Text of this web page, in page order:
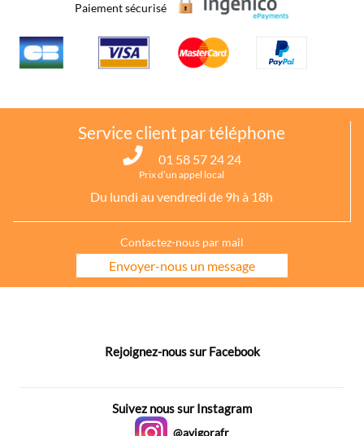
Paiement sécurisé
Service client par téléphone
01 58 57 24 24
Prix d’un appel local
Du lundi au vendredi de 9h à 18h
Contactez-nous par mail
Envoyer-nous un message
Rejoignez-nous sur Facebook
Suivez nous sur Instagram
@avigorafr